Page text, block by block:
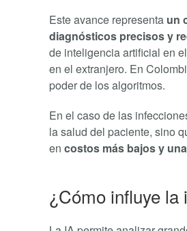
Este avance representa un
diagnósticos precisos y
de inteligencia artificial en
en el extranjero. En
poder de los algoritmos.
En el caso de las
la salud del paciente, sino
en costos más bajos y
¿Cómo influye